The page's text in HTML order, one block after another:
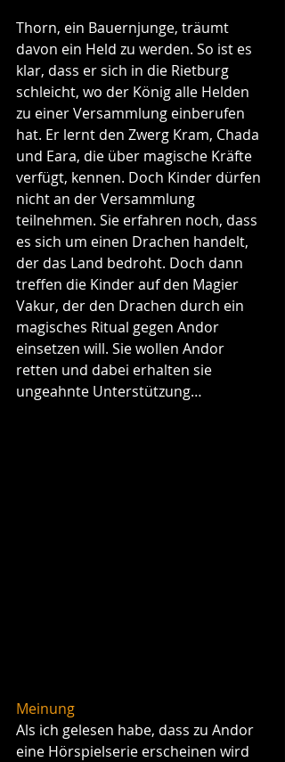
Thorn, ein Bauernjunge, träumt
davon ein Held zu werden. So ist es
klar, dass er sich in die Rietburg
schleicht, wo der König alle Helden
zu einer Versammlung einberufen
hat. Er lernt den Zwerg Kram, Chada
und Eara, die über magische Kräfte
verfügt, kennen. Doch Kinder dürfen
nicht an der Versammlung
teilnehmen. Sie erfahren noch, dass
es sich um einen Drachen handelt,
der das Land bedroht. Doch dann
treffen die Kinder auf den Magier
Vakur, der den Drachen durch ein
magisches Ritual gegen Andor
einsetzen will. Sie wollen Andor
retten und dabei erhalten sie
ungeahnte Unterstützung…
Meinung
Als ich gelesen habe, dass zu Andor
eine Hörspielserie erscheinen wird